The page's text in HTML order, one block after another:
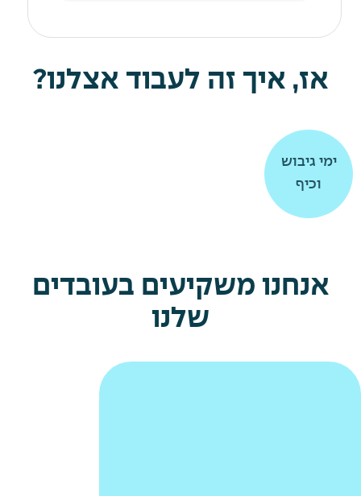
אז, איך זה לעבוד אצלנו?
ימי גיבוש
וכיף
תרומה
לקהילה
ימי גיבוש
וכיף
תרומה
לקהילה
אנחנו משקיעים בעובדים
שלנו